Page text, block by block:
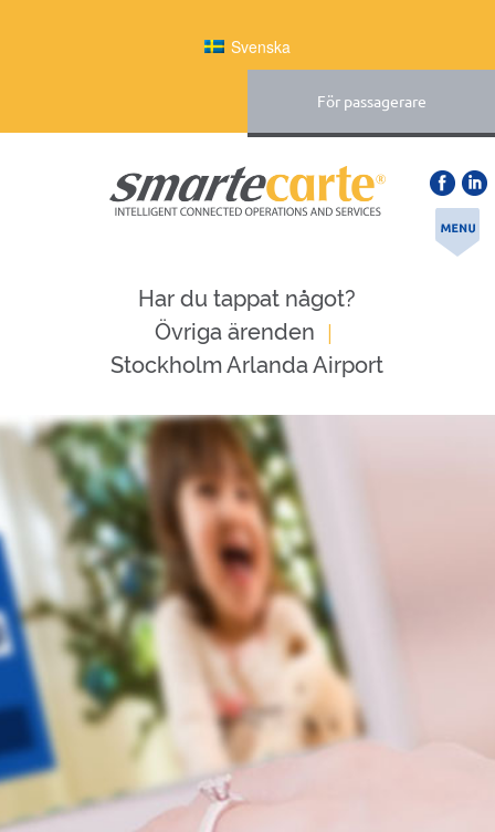
Svenska
För passagerare
Har du tappat något?
Övriga ärenden |
Stockholm Arlanda Airport